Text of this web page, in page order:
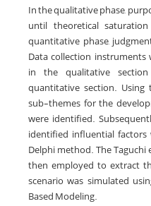
In the qualitative phase,
until theoretical
quantitative phase,
Data collection
in the qualitative
quantitative section. Using
sub-themes for the
were identified.
identified influential
Delphi method. The
then employed to extract
scenario was simulated
Based Modeling.